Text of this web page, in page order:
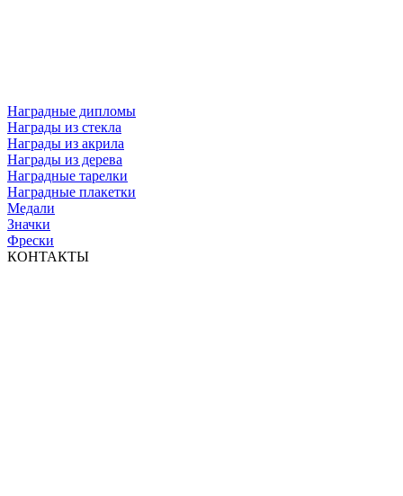
Наградные дипломы
Награды из стекла
Награды из акрила
Награды из дерева
Наградные тарелки
Наградные плакетки
Медали
Значки
Фрески
КОНТАКТЫ